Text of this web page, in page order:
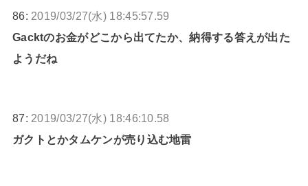
86: 2019/03/27(水) 18:45:57.59
Gacktのお金がどこから出てたか、納得する答えが出た
ようだね
87: 2019/03/27(水) 18:46:10.58
ガクトとかタムケンが売り込む地雷